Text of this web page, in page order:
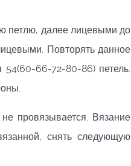
петлю, далее лицевыми до
Повторять данное
54(60-66-72-80-86) петель.
провязывается. Вязание
снять следующую